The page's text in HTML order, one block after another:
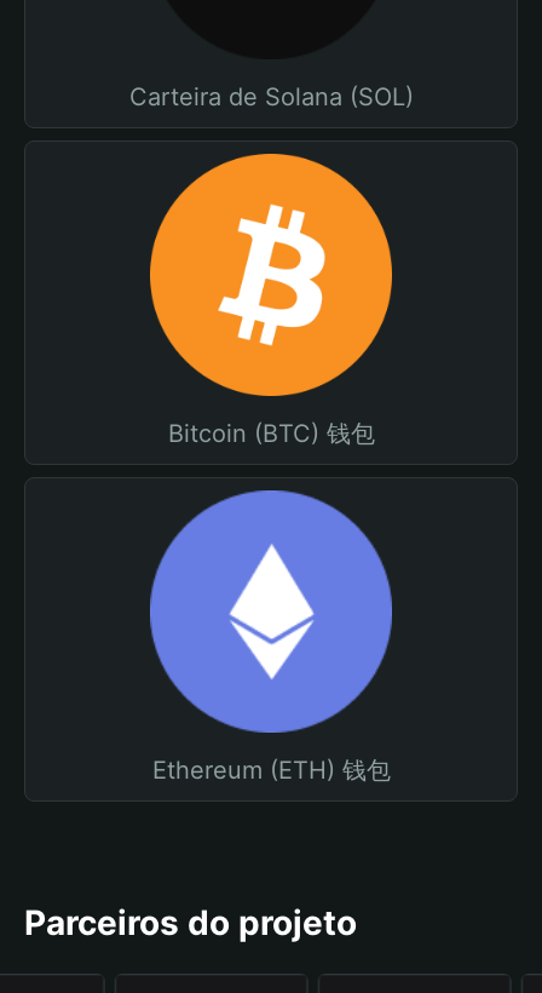
Carteira de Solana (SOL)
Bitcoin (BTC) 钱包
Ethereum (ETH) 钱包
Parceiros do projeto